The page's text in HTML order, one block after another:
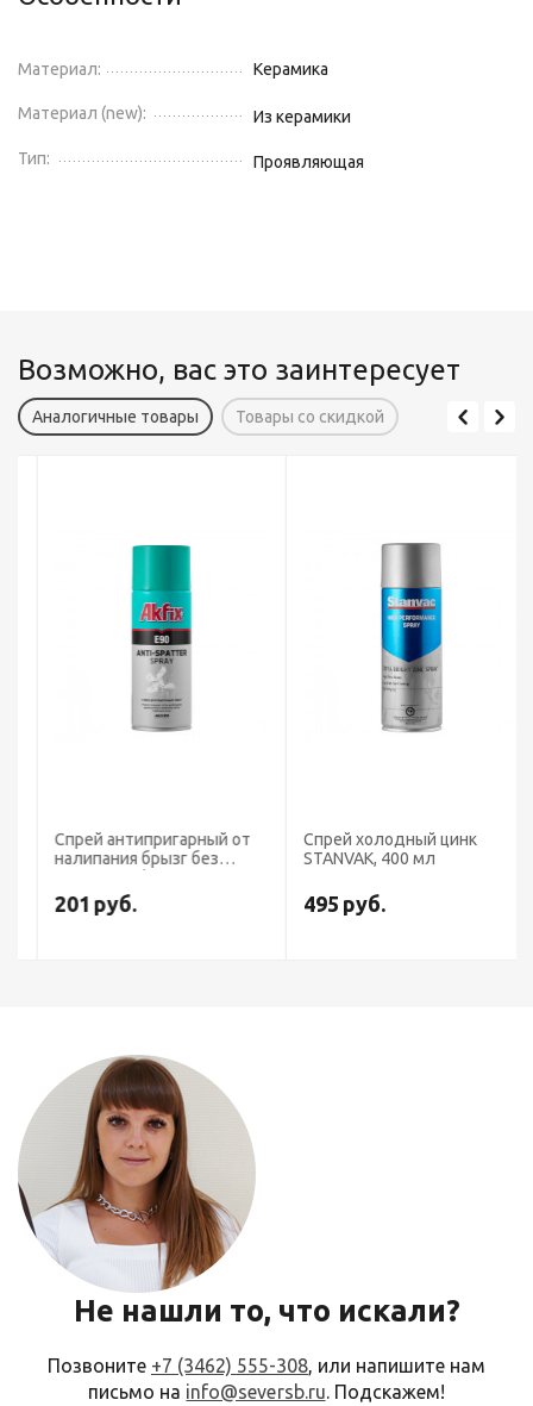
Материал: Керамика
Материал (new): Из керамики
Тип: Проявляющая
Возможно, вас это заинтересует
Аналогичные товары Товары со скидкой
Спрей антипригарный от
налипания брызг без
201руб.
Спрей холодный цинк
STANVAK, 400 мл
495руб.
Не нашли то, что искали?
Позвоните +7 (3462) 555-308, или напишите нам
письмо на info@seversb.ru. Подскажем!